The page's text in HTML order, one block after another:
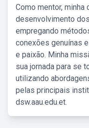
Como mentor, minha
desenvolvimento
empregando
conexões genuínas
e paixão. Minha
sua jornada para se
utilizando
pelas principais
dsw.aau.edu.et.